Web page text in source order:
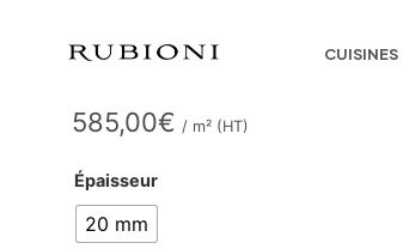
CUISINES
VENANO
585,00€ / m² (HT)
Épaisseur
20 mm